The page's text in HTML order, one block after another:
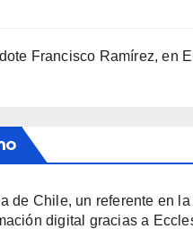
Francisco Ramírez, en
de Chile, un referente en la
digital gracias a